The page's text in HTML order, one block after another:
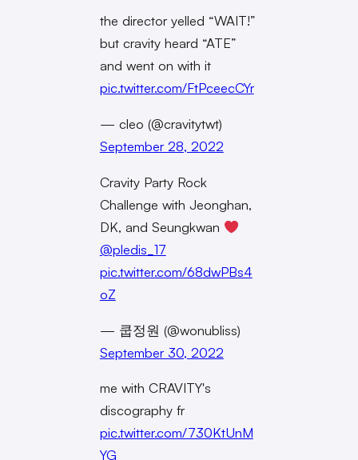
the director yelled “WAIT!”
but cravity heard “ATE”
and went on with it
pic.twitter.com/FtPceecCYr
— cleo (@cravitytwt)
September 28, 2022
Cravity Party Rock
Challenge with Jeonghan,
DK, and Seungkwan
@pledis_17
pic.twitter.com/68dwPBs4
oZ
— 쿱정원 (@wonubliss)
September 30, 2022
me with CRAVITY's
discography fr
pic.twitter.com/730KtUnM
YG